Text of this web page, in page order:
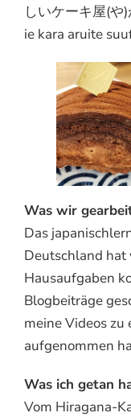
しいケーキ屋(や)
ie kara aruite
Was wir
Das
Deutschland
Hausaufgaben
Blogbeiträge
meine Videos
aufgenommen
Was ich getan
Vom Hiragana-